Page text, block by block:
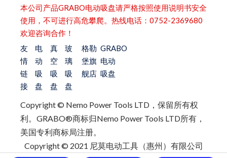
本公司产品GRABO电动吸盘请严格按照使用说明书安全
使用，不可进行高危攀爬。热线电话：0752-2369680
欢迎咨询合作！
友
情
链
接
电
动
吸
盘
真
空
吸
盘
玻
璃
吸
盘
格勒
堡旗
舰店
GRABO
电动
吸盘
Copyright © Nemo Power Tools LTD，保留所有权
利。 GRABO®商标归Nemo Power Tools LTD所有，
美国专利商标局注册。
Copyright © 2021 尼莫电动工具（惠州）有限公司